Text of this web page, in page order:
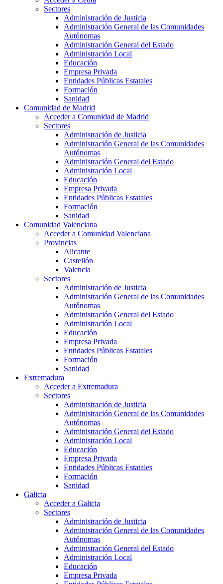
Sectores
Administración de Justicia
Administración General de las Comunidades
Autónomas
Administración General del Estado
Administración Local
Educación
Empresa Privada
Entidades Públicas Estatales
Formación
Sanidad
Comunidad de Madrid
Acceder a Comunidad de Madrid
Sectores
Administración de Justicia
Administración General de las Comunidades
Autónomas
Administración General del Estado
Administración Local
Educación
Empresa Privada
Entidades Públicas Estatales
Formación
Sanidad
Comunidad Valenciana
Acceder a Comunidad Valenciana
Provincias
Alicante
Castellón
Valencia
Sectores
Administración de Justicia
Administración General de las Comunidades
Autónomas
Administración General del Estado
Administración Local
Educación
Empresa Privada
Entidades Públicas Estatales
Formación
Sanidad
Extremadura
Acceder a Extremadura
Sectores
Administración de Justicia
Administración General de las Comunidades
Autónomas
Administración General del Estado
Administración Local
Educación
Empresa Privada
Entidades Públicas Estatales
Formación
Sanidad
Galicia
Acceder a Galicia
Sectores
Administración de Justicia
Administración General de las Comunidades
Autónomas
Administración General del Estado
Administración Local
Educación
Empresa Privada